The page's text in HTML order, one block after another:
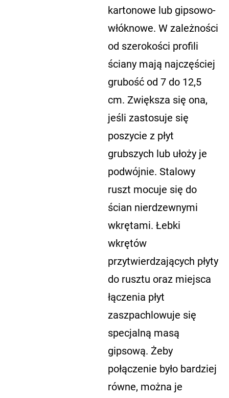
kartonowe lub gipsowo-
włóknowe. W zależności
od szerokości profili
ściany mają najczęściej
grubość od 7 do 12,5
cm. Zwiększa się ona,
jeśli zastosuje się
poszycie z płyt
grubszych lub ułoży je
podwójnie. Stalowy
ruszt mocuje się do
ścian nierdzewnymi
wkrętami. Łebki
wkrętów
przytwierdzających płyty
do rusztu oraz miejsca
łączenia płyt
zaszpachlowuje się
specjalną masą
gipsową. Żeby
połączenie było bardziej
równe, można je